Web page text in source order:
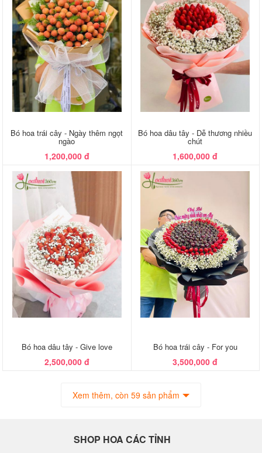
Bó hoa trái cây - Ngày thêm ngọt
ngào
1,200,000 đ
Bó hoa dâu tây - Dễ thương nhiều
chút
1,600,000 đ
Bó hoa dâu tây - Give love
2,500,000 đ
Bó hoa trái cây - For you
3,500,000 đ
Xem thêm, còn 59 sản phẩm
SHOP HOA CÁC TỈNH